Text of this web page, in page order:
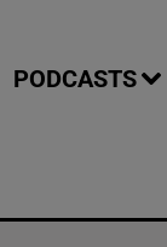
PODCASTS